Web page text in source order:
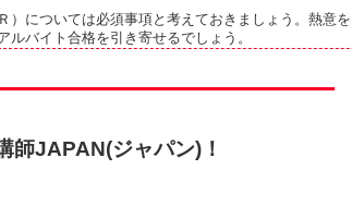
については必須事項と考えておきましょう。熱意を
バイト合格を引き寄せるでしょう。
師JAPAN(ジャパン)！